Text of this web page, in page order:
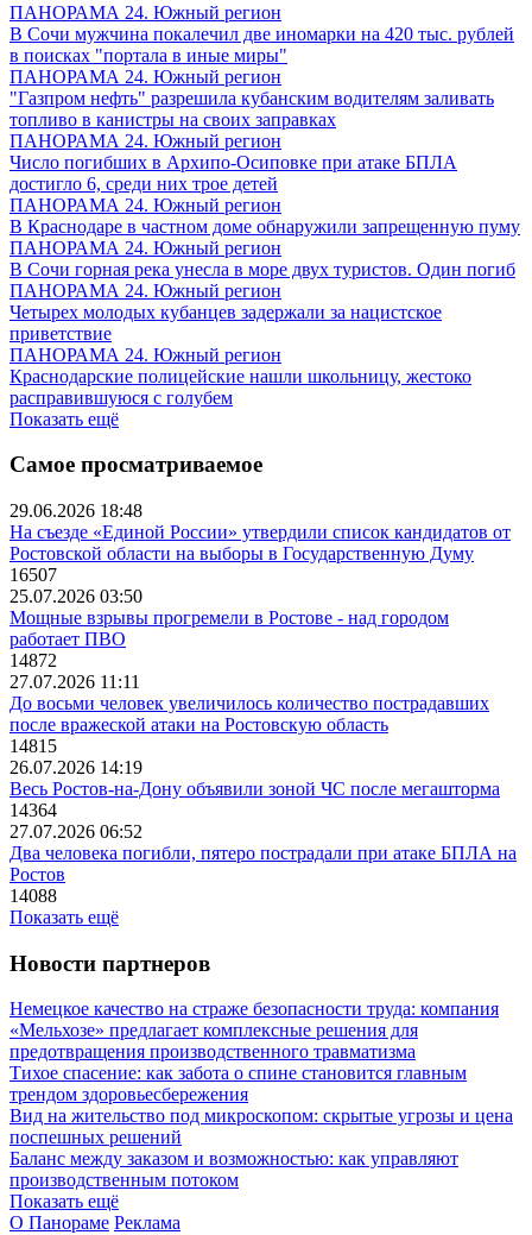
ПАНОРАМА 24. Южный регион
В Сочи мужчина покалечил две иномарки на 420 тыс. рублей
в поисках "портала в иные миры"
ПАНОРАМА 24. Южный регион
"Газпром нефть" разрешила кубанским водителям заливать
топливо в канистры на своих заправках
ПАНОРАМА 24. Южный регион
Число погибших в Архипо-Осиповке при атаке БПЛА
достигло 6, среди них трое детей
ПАНОРАМА 24. Южный регион
В Краснодаре в частном доме обнаружили запрещенную пуму
ПАНОРАМА 24. Южный регион
В Сочи горная река унесла в море двух туристов. Один погиб
ПАНОРАМА 24. Южный регион
Четырех молодых кубанцев задержали за нацистское
приветствие
ПАНОРАМА 24. Южный регион
Краснодарские полицейские нашли школьницу, жестоко
расправившуюся с голубем
Показать ещё
Самое просматриваемое
29.06.2026 18:48
На съезде «Единой России» утвердили список кандидатов от
Ростовской области на выборы в Государственную Думу
16507
25.07.2026 03:50
Мощные взрывы прогремели в Ростове - над городом
работает ПВО
14872
27.07.2026 11:11
До восьми человек увеличилось количество пострадавших
после вражеской атаки на Ростовскую область
14815
26.07.2026 14:19
Весь Ростов-на-Дону объявили зоной ЧС после мегашторма
14364
27.07.2026 06:52
Два человека погибли, пятеро пострадали при атаке БПЛА на
Ростов
14088
Показать ещё
Новости партнеров
Немецкое качество на страже безопасности труда: компания
«Мельхозе» предлагает комплексные решения для
предотвращения производственного травматизма
Тихое спасение: как забота о спине становится главным
трендом здоровьесбережения
Вид на жительство под микроскопом: скрытые угрозы и цена
поспешных решений
Баланс между заказом и возможностью: как управляют
производственным потоком
Показать ещё
О Панораме Реклама